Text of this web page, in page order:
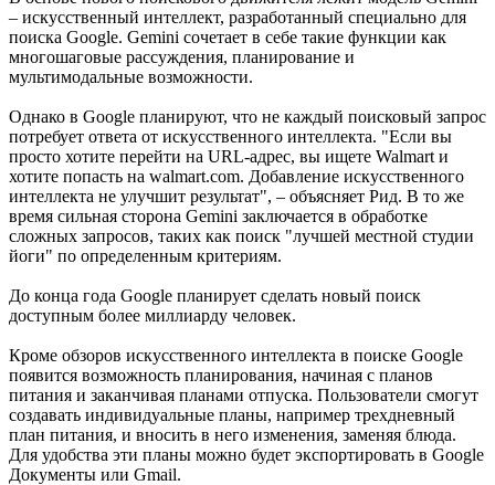
– искусственный интеллект, разработанный специально для
поиска Google. Gemini сочетает в себе такие функции как
многошаговые рассуждения, планирование и
мультимодальные возможности.
Однако в Google планируют, что не каждый поисковый запрос
потребует ответа от искусственного интеллекта. "Если вы
просто хотите перейти на URL-адрес, вы ищете Walmart и
хотите попасть на walmart.com. Добавление искусственного
интеллекта не улучшит результат", – объясняет Рид. В то же
время сильная сторона Gemini заключается в обработке
сложных запросов, таких как поиск "лучшей местной студии
йоги" по определенным критериям.
До конца года Google планирует сделать новый поиск
доступным более миллиарду человек.
Кроме обзоров искусственного интеллекта в поиске Google
появится возможность планирования, начиная с планов
питания и заканчивая планами отпуска. Пользователи смогут
создавать индивидуальные планы, например трехдневный
план питания, и вносить в него изменения, заменяя блюда.
Для удобства эти планы можно будет экспортировать в Google
Документы или Gmail.